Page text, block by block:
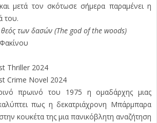
μετά τον σκότωσε σήμερα παραμένει η
του.
των δασών (The god of the woods)
Thriller 2024
Crime Novel 2024
πρωινό του 1975 η ομαδάρχης μιας
πως η δεκατριάχρονη Μπάρμπαρα
κουκέτα της μια πανικόβλητη αναζήτηση